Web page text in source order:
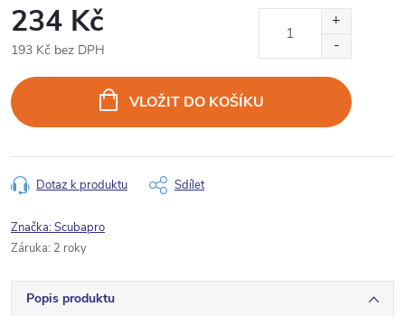
234 Kč
193 Kč bez DPH
cena:
VLOŽIT DO KOŠÍKU
Dotaz k produktu Sdílet
Značka:Scubapro
Záruka: 2 roky
Popis produktu